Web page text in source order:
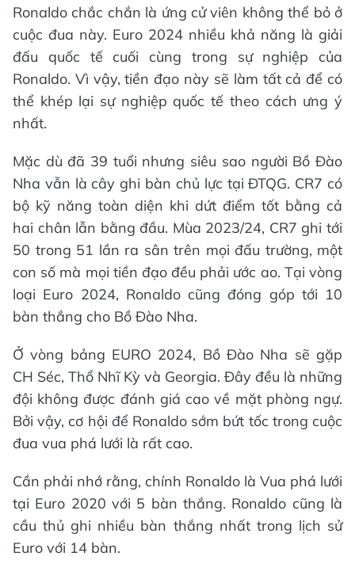
Ronaldo chắc chắn là ứng cử viên không thể bỏ ở
cuộc đua này. Euro 2024 nhiều khả năng là giải
đấu quốc tế cuối cùng trong sự nghiệp của
Ronaldo. Vì vậy, tiền đạo này sẽ làm tất cả để có
thể khép lại sự nghiệp quốc tế theo cách ưng ý
nhất.
Mặc dù đã 39 tuổi nhưng siêu sao người Bồ Đào
Nha vẫn là cây ghi bàn chủ lực tại ĐTQG. CR7 có
bộ kỹ năng toàn diện khi dứt điểm tốt bằng cả
hai chân lẫn bằng đầu. Mùa 2023/24, CR7 ghi tới
50 trong 51 lần ra sân trên mọi đấu trường, một
con số mà mọi tiền đạo đều phải ước ao. Tại vòng
loại Euro 2024, Ronaldo cũng đóng góp tới 10
bàn thắng cho Bồ Đào Nha.
Ở vòng bảng EURO 2024, Bồ Đào Nha sẽ gặp
CH Séc, Thổ Nhĩ Kỳ và Georgia. Đây đều là những
đội không được đánh giá cao về mặt phòng ngự.
Bởi vậy, cơ hội để Ronaldo sớm bứt tốc trong cuộc
đua vua phá lưới là rất cao.
Cần phải nhớ rằng, chính Ronaldo là Vua phá lưới
tại Euro 2020 với 5 bàn thắng. Ronaldo cũng là
cầu thủ ghi nhiều bàn thắng nhất trong lịch sử
Euro với 14 bàn.